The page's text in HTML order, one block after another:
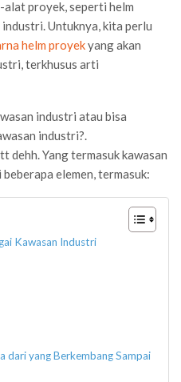
alat proyek, seperti helm
Untuknya, kita perlu
helm proyekyang akan
terkhusus arti
industri atau bisa
industri?.
dehh. Yang termasuk kawasan
elemen, termasuk:
Kawasan Industri
dari yang Berkembang Sampai